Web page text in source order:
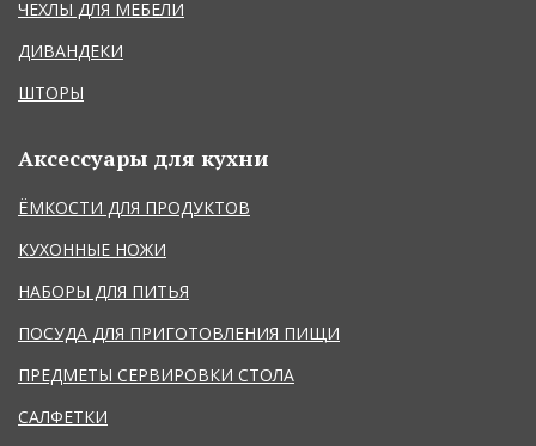
ЧЕХЛЫ ДЛЯ МЕБЕЛИ
ДИВАНДЕКИ
ШТОРЫ
Аксессуары для кухни
ЁМКОСТИ ДЛЯ ПРОДУКТОВ
КУХОННЫЕ НОЖИ
НАБОРЫ ДЛЯ ПИТЬЯ
ПОСУДА ДЛЯ ПРИГОТОВЛЕНИЯ ПИЩИ
ПРЕДМЕТЫ СЕРВИРОВКИ СТОЛА
САЛФЕТКИ